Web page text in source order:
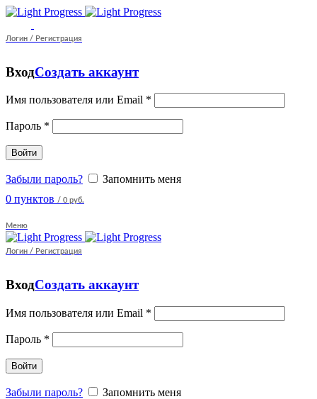
Логин / Регистрация
ВходСоздать аккаунт
Имя пользователя или Email *
Пароль *
Войти
Забыли пароль?
Запомнить меня
0 пунктов / 0 руб.
Меню
Логин / Регистрация
ВходСоздать аккаунт
Имя пользователя или Email *
Пароль *
Войти
Забыли пароль?
Запомнить меня